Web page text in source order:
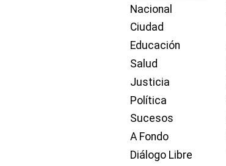
Nacional
Ciudad
Educación
Salud
Justicia
Política
Sucesos
A Fondo
Diálogo Libre